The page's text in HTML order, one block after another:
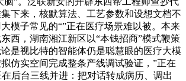
下来，核默算法、工艺参数和设想文档不
模子常见的“”正在医疗场景难以被。本来
西，湖南湘江新区以“本钱招商”模式鞭策
是视比特的智能体仍是聪慧眼的医疗大模
仿实空间完成整条产线调试验证，”正在
后台三线并进：把对话转成病历、调出